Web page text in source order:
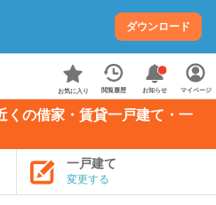
ダウンロード
お気に入り 閲覧履歴 お知らせ マイページ
くの借家・賃貸一戸建て・一
一戸建て
変更する